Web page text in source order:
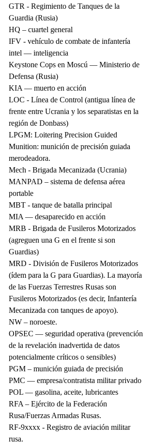
GTR - Regimiento de Tanques de la
Guardia (Rusia)
HQ – cuartel general
IFV - vehículo de combate de infantería
intel — inteligencia
Keystone Cops en Moscú — Ministerio de
Defensa (Rusia)
KIA — muerto en acción
LOC - Línea de Control (antigua línea de
frente entre Ucrania y los separatistas en la
región de Donbass)
LPGM: Loitering Precision Guided
Munition: munición de precisión guiada
merodeadora.
Mech - Brigada Mecanizada (Ucrania)
MANPAD – sistema de defensa aérea
portable
MBT - tanque de batalla principal
MIA — desaparecido en acción
MRB - Brigada de Fusileros Motorizados
(agreguen una G en el frente si son
Guardias)
MRD - División de Fusileros Motorizados
(ídem para la G para Guardias). La mayoría
de las Fuerzas Terrestres Rusas son
Fusileros Motorizados (es decir, Infantería
Mecanizada con tanques de apoyo).
NW – noroeste.
OPSEC — seguridad operativa (prevención
de la revelación inadvertida de datos
potencialmente críticos o sensibles)
PGM – munición guiada de precisión
PMC — empresa/contratista militar privado
POL — gasolina, aceite, lubricantes
RFA – Ejército de la Federación
Rusa/Fuerzas Armadas Rusas.
RF-9xxxx - Registro de aviación militar
rusa.